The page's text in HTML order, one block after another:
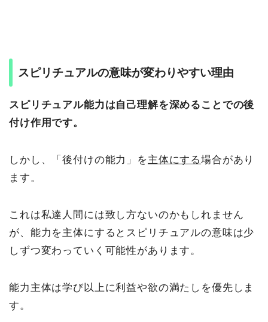
スピリチュアルの意味が変わりやすい理由
スピリチュアル能力は自己理解を深めることでの後
付け作用です。
しかし、「後付けの能力」を主体にする場合があり
ます。
これは私達人間には致し方ないのかもしれません
が、能力を主体にするとスピリチュアルの意味は少
しずつ変わっていく可能性があります。
能力主体は学び以上に利益や欲の満たしを優先しま
す。